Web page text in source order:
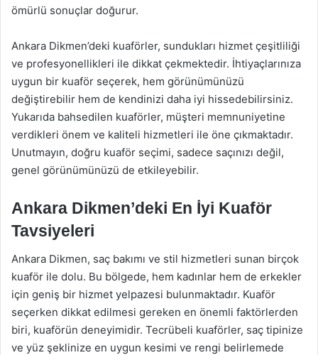
ömürlü sonuçlar doğurur.
Ankara Dikmen’deki kuaförler, sundukları hizmet çeşitliliği
ve profesyonellikleri ile dikkat çekmektedir. İhtiyaçlarınıza
uygun bir kuaför seçerek, hem görünümünüzü
değiştirebilir hem de kendinizi daha iyi hissedebilirsiniz.
Yukarıda bahsedilen kuaförler, müşteri memnuniyetine
verdikleri önem ve kaliteli hizmetleri ile öne çıkmaktadır.
Unutmayın, doğru kuaför seçimi, sadece saçınızı değil,
genel görünümünüzü de etkileyebilir.
Ankara Dikmen’deki En İyi Kuaför
Tavsiyeleri
Ankara Dikmen, saç bakımı ve stil hizmetleri sunan birçok
kuaför ile dolu. Bu bölgede, hem kadınlar hem de erkekler
için geniş bir hizmet yelpazesi bulunmaktadır. Kuaför
seçerken dikkat edilmesi gereken en önemli faktörlerden
biri, kuaförün deneyimidir. Tecrübeli kuaförler, saç tipinize
ve yüz şeklinize en uygun kesimi ve rengi belirlemede